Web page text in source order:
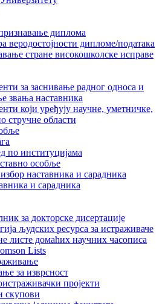
диплома
веродостојности дипломе/података
стране високошколске исправе
за заснивање радног односа и
звања наставника
који уређују научне, уметничке,
стручне области
по институцијама
особље
наставника и сарадника
и сарадника
за докторске дисертације
људских ресурса за истраживаче
листе домаћих научних часописа
Lists
за изврсност
пројекти
скупови